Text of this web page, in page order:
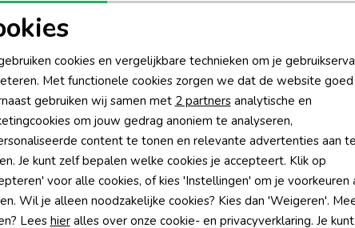
Denim Grey
59,00
Noodzakelijke cookies
Analytische cookies Marketing cookies
cookies en vergelijkbare technieken om je
Met functionele cookies zorgen we dat de website
gebruiken wij samen met 2 partnersanalytische en
om jouw gedrag anoniem te analyseren,
content te tonen en relevante advertenties aan
Je kunt zelf bepalen welke cookies je accepteert. Klik op
voor alle cookies, of kies 'Instellingen' om je voorkeuren
Wil je alleen noodzakelijke cookies? Kies dan 'Weigeren'.
Lees hieralles over onze cookie- en privacyverklaring. Je